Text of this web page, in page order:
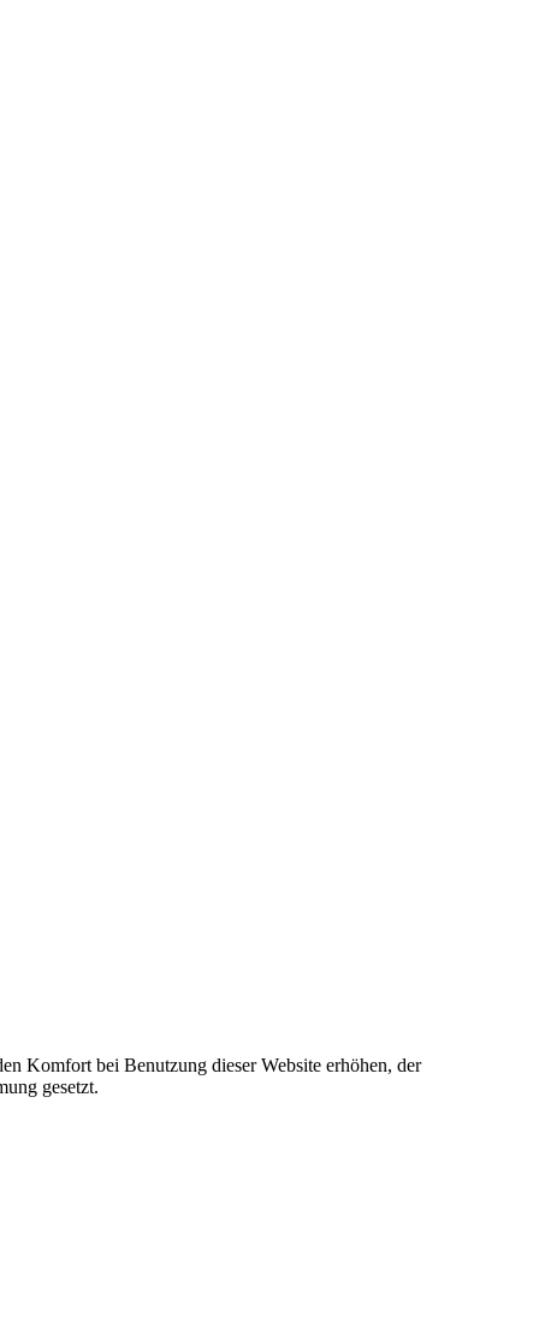
Komfort bei Benutzung dieser Website erhöhen, der
gesetzt.